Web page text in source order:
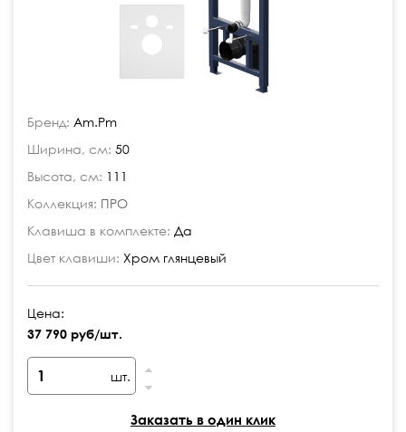
Бренд: Am.Pm
Ширина, см: 50
Высота, см: 111
Коллекция: ПРО
Клавиша в комплекте: Да
Цвет клавиши: Хром глянцевый
Цена:
37 790 руб/шт.
шт.
Заказать в один клик